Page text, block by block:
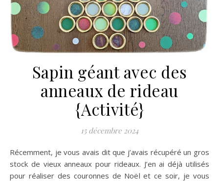
Sapin géant avec des
anneaux de rideau
{Activité}
15 décembre 2024
Récemment, je vous avais dit que j’avais récupéré un gros
stock de vieux anneaux pour rideaux. J’en ai déjà utilisés
pour réaliser des couronnes de Noël et ce soir, je vous